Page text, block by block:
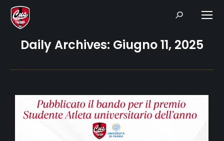
Search:
Daily Archives: Giugno 11, 2025